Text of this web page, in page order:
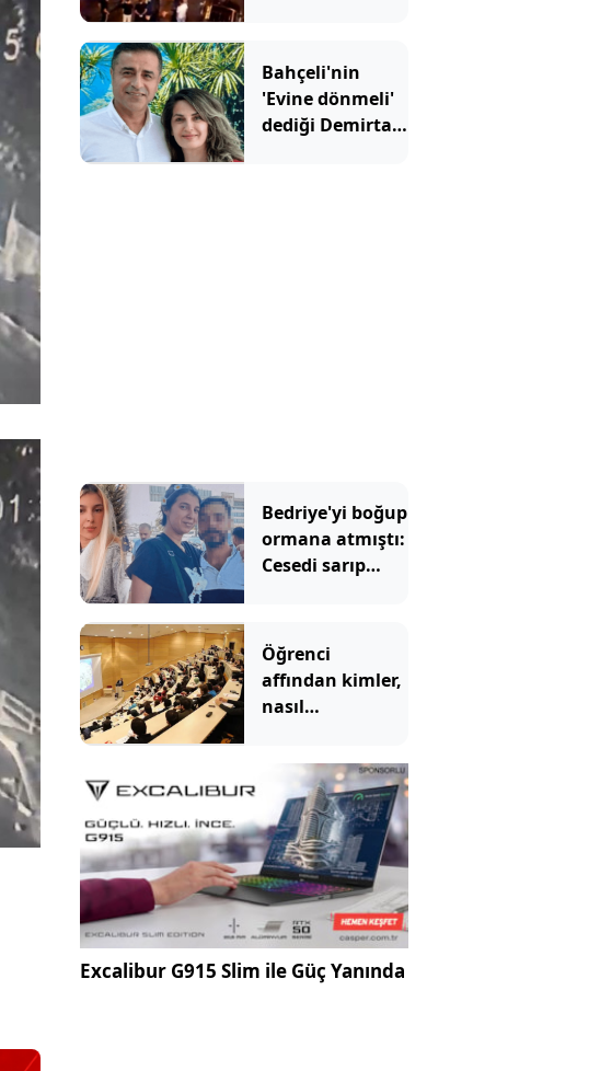
Bahçeli'nin
'Evine dönmeli'
dediği Demirtaş
Bedriye'yi boğup
ormana atmıştı:
Cesedi sarıp
etmiş
Öğrenci
affından kimler,
nasıl
İşte detaylar
Excalibur G915 Slim ile Güç Yanında